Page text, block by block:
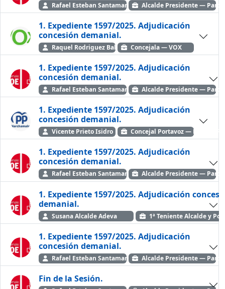
Rafael Esteban Santamaría Alcalde Presidente —
1. Expediente 1597/2025. Adjudicación
concesión demanial.
Raquel Rodriguez BallesterosConcejala — VOX
1. Expediente 1597/2025. Adjudicación
concesión demanial.
Rafael Esteban Santamaría Alcalde Presidente —
1. Expediente 1597/2025. Adjudicación
concesión demanial.
Vicente Prieto Isidro Concejal Portavoz — Partido
1. Expediente 1597/2025. Adjudicación
concesión demanial.
Rafael Esteban Santamaría Alcalde Presidente —
1. Expediente 1597/2025. Adjudicación
demanial.
Susana Alcalde Adeva 1ª Teniente Alcalde y
1. Expediente 1597/2025. Adjudicación
concesión demanial.
Rafael Esteban Santamaría Alcalde Presidente —
Fin de la Sesión.